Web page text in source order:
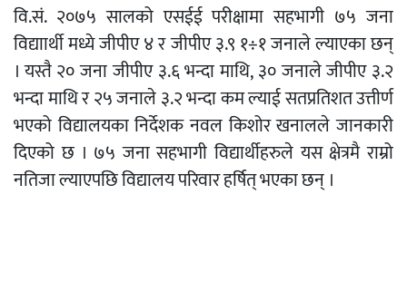
वि.सं. २०७५ सालको एसईई परीक्षामा सहभागी ७५ जना
विद्याार्थी मध्ये जीपीए ४ र जीपीए ३.९ १÷१ जनाले ल्याएका छन्
। यस्तै २० जना जीपीए ३.६ भन्दा माथि, ३० जनाले जीपीए ३.२
भन्दा माथि र २५ जनाले ३.२ भन्दा कम ल्याई सतप्रतिशत उत्तीर्ण
भएको विद्यालयका निर्देशक नवल किशोर खनालले जानकारी
दिएको छ । ७५ जना सहभागी विद्यार्थीहरुले यस क्षेत्रमै राम्रो
नतिजा ल्याएपछि विद्यालय परिवार हर्षित् भएका छन् ।